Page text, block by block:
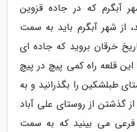
که در جاده قزوین
از شهر آبگرم باید به سمت
خرقان بروید که جاده ای
قلعه راه کمی پیچ در پیچ
طبلشکین را بگذرانید و به
گذشتن از روستای علی آباد
می بینید که به سمت